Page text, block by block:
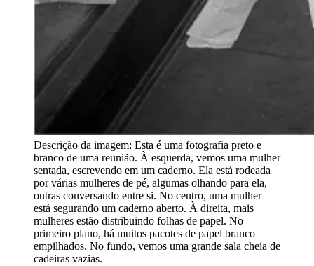
Descrição da imagem: Esta é uma fotografia preto e
branco de uma reunião. À esquerda, vemos uma mulher
sentada, escrevendo em um caderno. Ela está rodeada
por várias mulheres de pé, algumas olhando para ela,
outras conversando entre si. No centro, uma mulher
está segurando um caderno aberto. À direita, mais
mulheres estão distribuindo folhas de papel. No
primeiro plano, há muitos pacotes de papel branco
empilhados. No fundo, vemos uma grande sala cheia de
cadeiras vazias.